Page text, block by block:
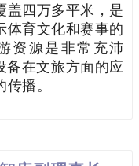
盖四万多平米，是
体育文化和赛事的
资源是非常充沛
备在文旅方面的应
播。